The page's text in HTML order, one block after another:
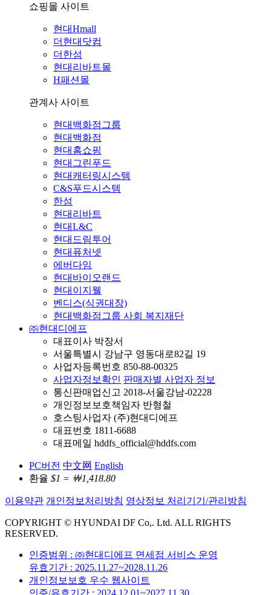
쇼핑몰 사이트
현대Hmall
더현대닷컴
더한섬
현대리바트몰
H패션몰
관계사 사이트
현대백화점그룹
현대백화점
현대홈쇼핑
현대그린푸드
현대캐터링시스템
C&S푸드시스템
한섬
현대리바트
현대L&C
현대드림투어
현대퓨처넷
에버다임
현대바이오랜드
현대이지웰
벤디스(식권대장)
현대백화점그룹 사회 복지재단
㈜현대디에프
대표이사 박장서
서울특별시 강남구 영동대로82길 19
사업자등록번호 850-88-00325
사업자정보확인 판매자별 사업자 정보
통신판매업신고 2018-서울강남-02228
개인정보보호책임자 반형철
호스팅사업자 (주)현대디에프
대표번호 1811-6688
대표메일 hddfs_official@hddfs.com
PC버전 中文网 English
환율 $1 = ￦1,418.80
이용약관 개인정보처리방침 영상정보 처리기기/관리방침
COPYRIGHT © HYUNDAI DF Co,. Ltd. ALL RIGHTS
RESERVED.
인증범위 : ㈜현대디에프 면세점 서비스 운영
유효기간 : 2025.11.27~2028.11.26
개인정보보호 우수 웹사이트
인증/유효기간 : 2024.12.01~2027.11.30